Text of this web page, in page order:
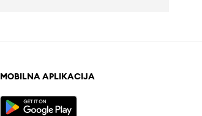
MOBILNA APLIKACIJA